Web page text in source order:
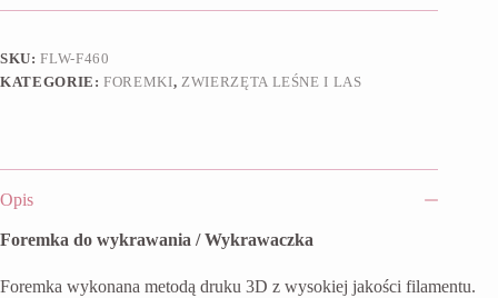
SKU:FLW-F460
KATEGORIE:FOREMKI, ZWIERZĘTA LEŚNE I LAS
Opis
Foremka do wykrawania / Wykrawaczka
Foremka wykonana metodą druku 3D z wysokiej jakości filamentu.